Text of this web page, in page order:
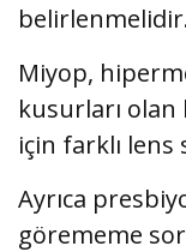
Miyop,
kusurları
için farklı
Ayrıca
görememe